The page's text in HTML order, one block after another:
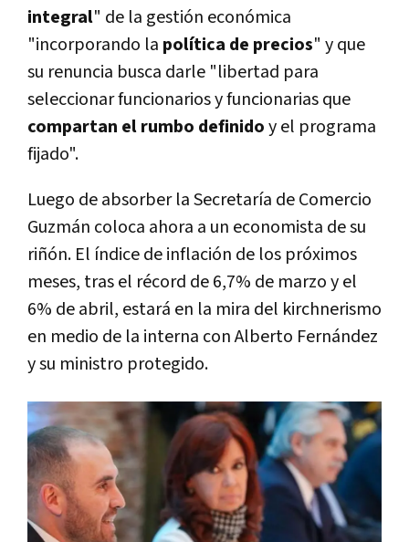
integral" de la gestión económica
"incorporando la política de precios" y que
su renuncia busca darle "libertad para
seleccionar funcionarios y funcionarias que
compartan el rumbo definidoy el programa
fijado".
Luego de absorber la Secretaría de Comercio
Guzmán coloca ahora a un economista de su
riñón. El índice de inflación de los próximos
meses, tras el récord de 6,7% de marzo y el
6% de abril, estará en la mira del kirchnerismo
en medio de la interna con Alberto Fernández
y su ministro protegido.